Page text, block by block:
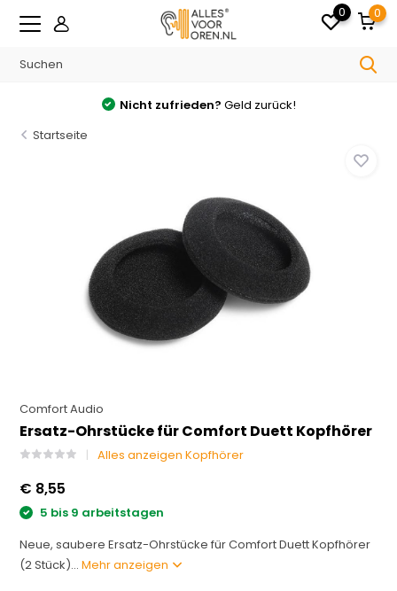
0 0
Nicht zufrieden? Geld zurück!
Startseite
Comfort Audio
Ersatz-Ohrstücke für Comfort Duett Kopfhörer
Alles anzeigen Kopfhörer
€ 8,55
5 bis 9 arbeitstagen
Neue, saubere Ersatz-Ohrstücke für Comfort Duett Kopfhörer
(2 Stück)...Mehr anzeigen